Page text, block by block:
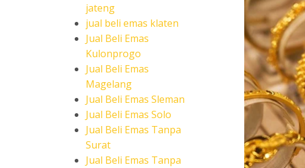
jateng
jual beli emas klaten
Jual Beli Emas
Kulonprogo
Jual Beli Emas
Magelang
Jual Beli Emas Sleman
Jual Beli Emas Solo
Jual Beli Emas Tanpa
Surat
Jual Beli Emas Tanpa